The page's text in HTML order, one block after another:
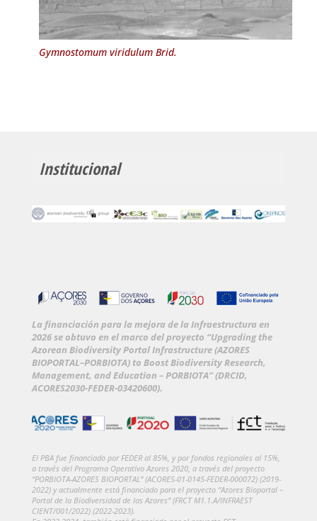
Gymnostomum viridulumBrid.
Institucional
La financiación para la mejora de la Infraestructura en
2026 se obtuvo en el marco del proyecto “Upgrading the
Azorean Biodiversity Portal Infrastructure (AZORES
BIOPORTAL–PORBIOTA) to Boost Biodiversity Research,
Management, and Education – PORBIOTA” (DRCID,
ACORES2030-FEDER-03420600).
El PBA fue financiado por FEDER al 85%, y por fondos regionales al 15%,
a través del Programa Operativo Azores 2020, a través del proyecto
“PORBIOTA-AZORES BIOPORTAL” (ACORES-01-0145-FEDER-000072) (2019-
2022) y actualmente está financiado para el proyecto “Azores Bioportal –
Portal de la Biodiversidad de las Azores” (FRCT M1.1.A/INFRAEST
CIENT/001/2022) (2022-2023).